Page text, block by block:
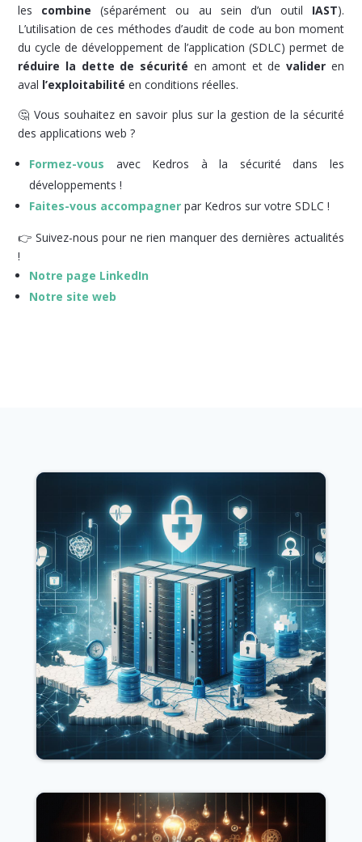
les combine (séparément ou au sein d’un outil IAST).
L’utilisation de ces méthodes d’audit de code au bon moment
du cycle de développement de l’application (SDLC) permet de
réduire la dette de sécurité en amont et de valideren
aval l’exploitabilité en conditions réelles.
🤔 Vous souhaitez en savoir plus sur la gestion de la sécurité
des applications web ?
Formez-vous avec Kedros à la sécurité dans les
développements !
Faites-vous accompagner par Kedros sur votre SDLC !
👉 Suivez-nous pour ne rien manquer des dernières actualités
!
Notre page LinkedIn
Notre site web
Souveraineté : HDS V2 souffle sa
première bougie
Juin 13, 2025
lire plus